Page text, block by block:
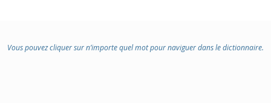
Vous pouvez cliquer sur n’importe quel mot pour naviguer dans le dictionnaire.